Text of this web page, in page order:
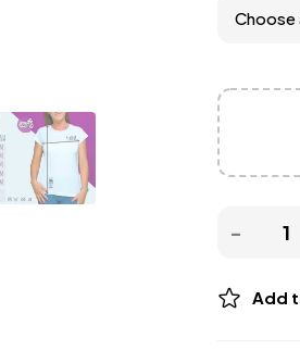
Add